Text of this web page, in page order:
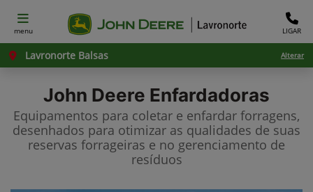
menu LIGAR
Lavronorte Balsas Alterar
John Deere Enfardadoras
Equipamentos para coletar e enfardar forragens,
desenhados para otimizar as qualidades de suas
reservas forrageiras e no gerenciamento de
resíduos